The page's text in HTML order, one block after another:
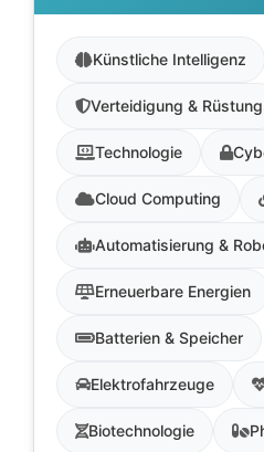
Künstliche Intelligenz
Verteidigung & Rüstung
Technologie
Cloud Computing
Automatisierung &
Erneuerbare Energien
Batterien & Speicher
Elektrofahrzeuge
Biotechnologie